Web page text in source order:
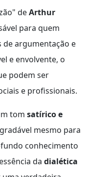
deArthur
para quem
de argumentação e
e envolvente, o
podem ser
e profissionais.
tom satírico e
mesmo para
conhecimento
da dialética